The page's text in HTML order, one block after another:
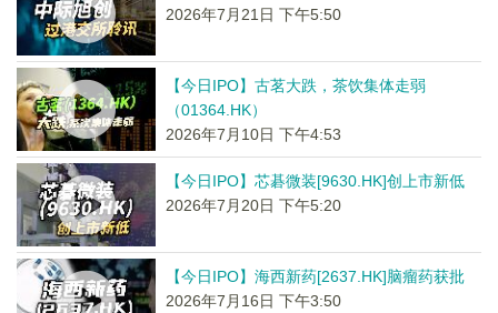
2026年7月21日 下午5:50
【今日IPO】古茗大跌，茶饮集体走弱
（01364.HK）
2026年7月10日 下午4:53
【今日IPO】芯碁微装[9630.HK]创上市新低
2026年7月20日 下午5:20
【今日IPO】海西新药[2637.HK]脑瘤药获批
2026年7月16日 下午3:50